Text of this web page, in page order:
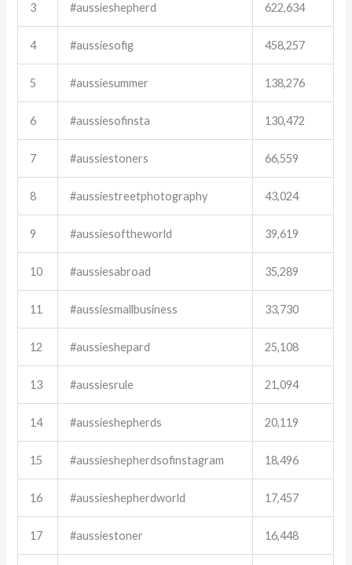
3 #aussieshepherd 622,634
4 #aussiesofig 458,257
5 #aussiesummer 138,276
6 #aussiesofinsta 130,472
7 #aussiestoners 66,559
8 #aussiestreetphotography 43,024
9 #aussiesoftheworld 39,619
10 #aussiesabroad 35,289
11 #aussiesmallbusiness 33,730
12 #aussieshepard 25,108
13 #aussiesrule 21,094
14 #aussieshepherds 20,119
15 #aussieshepherdsofinstagram 18,496
16 #aussieshepherdworld 17,457
17 #aussiestoner 16,448